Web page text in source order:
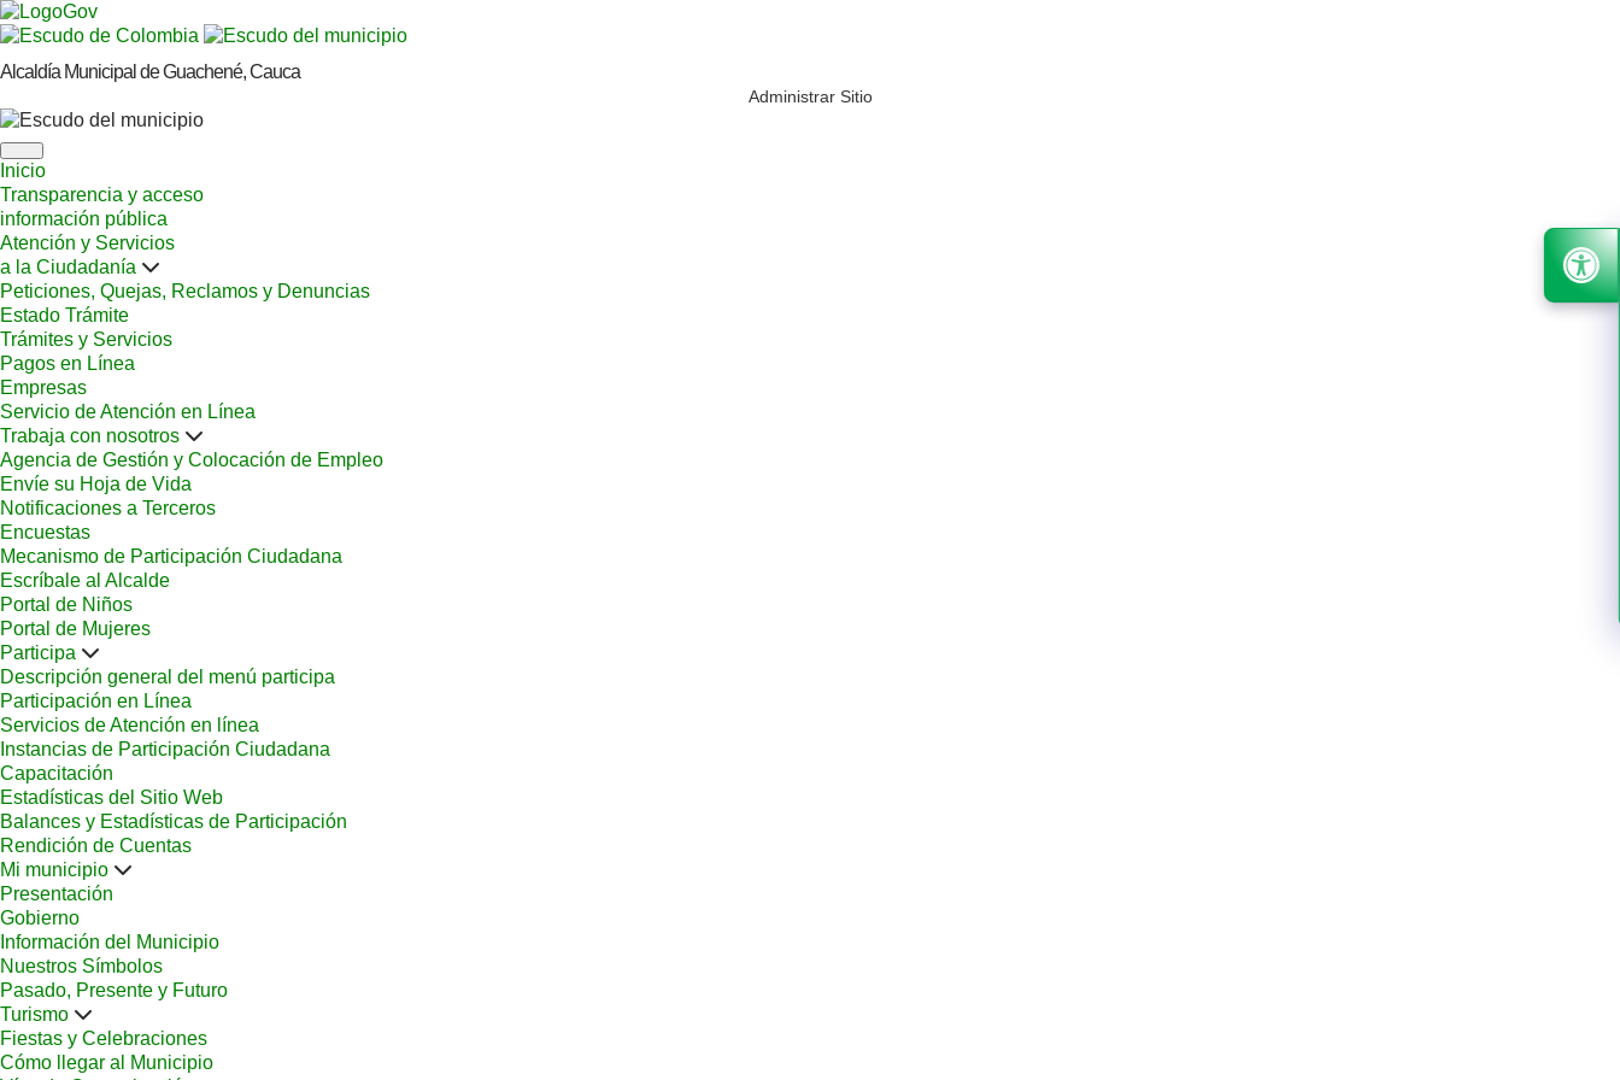
Alcaldía Municipal de Guachené, Cauca
Administrar Sitio
Inicio
Transparencia y acceso
información pública
Atención y Servicios
a la Ciudadanía
Peticiones, Quejas, Reclamos y Denuncias
Estado Trámite
Trámites y Servicios
Pagos en Línea
Empresas
Servicio de Atención en Línea
Trabaja con nosotros
Agencia de Gestión y Colocación de Empleo
Envíe su Hoja de Vida
Notificaciones a Terceros
Encuestas
Mecanismo de Participación Ciudadana
Escríbale al Alcalde
Portal de Niños
Portal de Mujeres
Participa
Descripción general del menú participa
Participación en Línea
Servicios de Atención en línea
Instancias de Participación Ciudadana
Capacitación
Estadísticas del Sitio Web
Balances y Estadísticas de Participación
Rendición de Cuentas
Mi municipio
Presentación
Gobierno
Información del Municipio
Nuestros Símbolos
Pasado, Presente y Futuro
Turismo
Fiestas y Celebraciones
Cómo llegar al Municipio